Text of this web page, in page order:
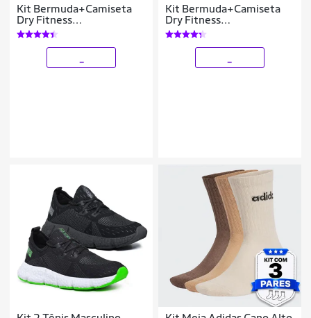
Kit Bermuda+Camiseta
Dry Fitness
Academia Alpha
Kit Bermuda+Camiseta
Dry Fitness
Academia Alpha